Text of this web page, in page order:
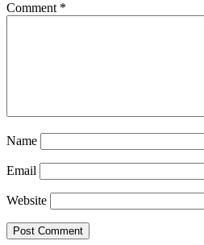
Comment *
Name
Email
Website